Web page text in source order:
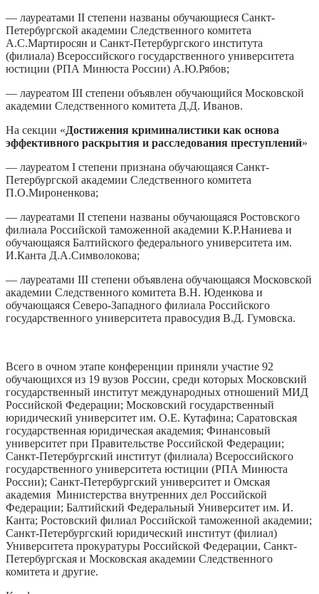
— лауреатами II степени названы обучающиеся Санкт-
Петербургской академии Следственного комитета
А.С.Мартиросян и Санкт-Петербургского института
(филиала) Всероссийского государственного университета
юстиции (РПА Минюста России) А.Ю.Рябов;
— лауреатом III степени объявлен обучающийся Московской
академии Следственного комитета Д.Д. Иванов.
На секции «Достижения криминалистики как основа
эффективного раскрытия и расследования преступлений»
— лауреатом I степени признана обучающаяся Санкт-
Петербургской академии Следственного комитета
П.О.Мироненкова;
— лауреатами II степени названы обучающаяся Ростовского
филиала Российской таможенной академии К.Р.Наниева и
обучающаяся Балтийского федерального университета им.
И.Канта Д.А.Символокова;
— лауреатами III степени объявлена обучающаяся Московской
академии Следственного комитета В.Н. Юденкова и
обучающаяся Северо-Западного филиала Российского
государственного университета правосудия В.Д. Гумовска.
Всего в очном этапе конференции приняли участие 92
обучающихся из 19 вузов России, среди которых Московский
государственный институт международных отношений МИД
Российской Федерации; Московский государственный
юридический университет им. О.Е. Кутафина; Саратовская
государственная юридическая академия; Финансовый
университет при Правительстве Российской Федерации;
Санкт-Петербургский институт (филиала) Всероссийского
государственного университета юстиции (РПА Минюста
России); Санкт-Петербургский университет и Омская
академия Министерства внутренних дел Российской
Федерации; Балтийский Федеральный Университет им. И.
Канта; Ростовский филиал Российской таможенной академии;
Санкт-Петербургский юридический институт (филиал)
Университета прокуратуры Российской Федерации, Санкт-
Петербургская и Московская академии Следственного
комитета и другие.